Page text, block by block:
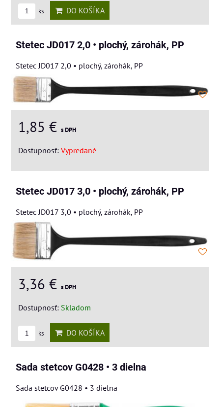
ks DO KOŠÍKA
Stetec JD017 2,0 • plochý, zárohák, PP
Stetec JD017 2,0 • plochý, zárohák, PP
1,85 € s DPH
Dostupnosť: Vypredané
Stetec JD017 3,0 • plochý, zárohák, PP
Stetec JD017 3,0 • plochý, zárohák, PP
3,36 € s DPH
Dostupnosť: Skladom
ks DO KOŠÍKA
Sada stetcov G0428 • 3 dielna
Sada stetcov G0428 • 3 dielna